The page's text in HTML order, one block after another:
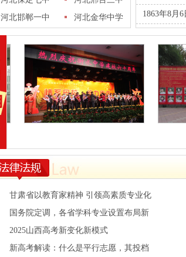
河北邯郸一中
河北金华中学 1863年8月
甘肃省以教育家精神 引领高素质专业化
国务院定调，各省学科专业设置布局新
2025山西高考新变化新模式
新高考解读：什么是平行志愿，其投档